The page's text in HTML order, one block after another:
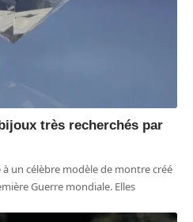
très recherchés par
un célèbre modèle de montre créé
Guerre mondiale. Elles